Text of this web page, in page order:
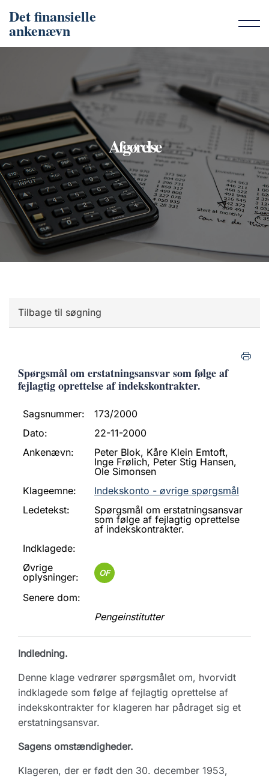
Det finansielle
ankenævn
Afgørelse
Tilbage til søgning
Spørgsmål om erstatningsansvar som følge af
fejlagtig oprettelse af indekskontrakter.
Sagsnummer:
173/2000
Dato:
22-11-2000
Ankenævn:
Peter Blok, Kåre Klein Emtoft,
Inge Frølich, Peter Stig Hansen,
Ole Simonsen
Klageemne:
Indekskonto - øvrige spørgsmål
Ledetekst:
Spørgsmål om erstatningsansvar
som følge af fejlagtig oprettelse
af indekskontrakter.
Indklagede:
Øvrige
oplysninger:
OF
Senere dom:
Pengeinstitutter
Indledning.
Denne klage vedrører spørgsmålet om, hvorvidt
indklagede som følge af fejlagtig oprettelse af
indekskontrakter for klageren har pådraget sig et
erstatningsansvar.
Sagens omstændigheder.
Klageren, der er født den 30. december 1953,